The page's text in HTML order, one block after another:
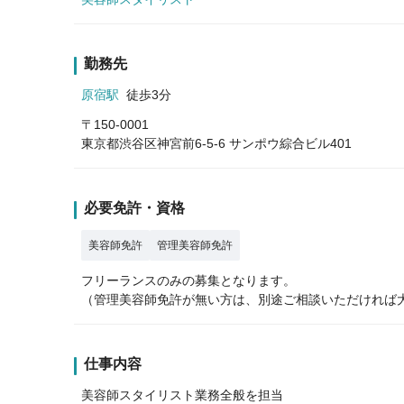
勤務先
原宿駅 徒歩3分
〒150-0001
東京都渋谷区神宮前6-5-6 サンポウ綜合ビル401
必要免許・資格
美容師免許 管理美容師免許
フリーランスのみの募集となります。
（管理美容師免許が無い方は、別途ご相談いただければ
仕事内容
美容師スタイリスト業務全般を担当